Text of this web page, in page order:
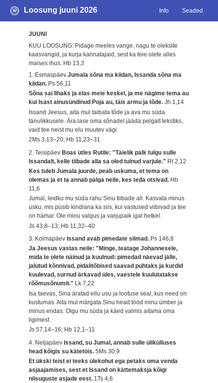
Loosung juuni 2026 Info Seaded
JUUNI
KUU LOOSUNG: Pidage meeles vange, nagu te oleksite
kaasvangid, ja kurja kannatajaid, sest ka teie olete alles
maises ihus. Hb 13,3
1. EsmaspäevJumala sõna ma kiidan, Issanda sõna ma
kiidan. Ps 56,11
Sõna sai lihaks ja elas meie keskel, ja me nägime tema au
kui Isast ainusündinud Poja au, täis armu ja tõde.Jh 1,14
Issand Jeesus, aita mul taibata tõde ja ava mu süda
tänulikkusele. Ära lase oma sõnadel jääda pelgalt tekstiks,
vaid tee neist mu elu muutev vägi.
2Ms 3,13–20; Hb 11,23–31
2. TeisipäevBoas ütles Rutile: "Täielik palk tulgu sulle
Issandalt, kelle tiibade alla sa oled tulnud varjule." Rt 2,12
Kes tuleb Jumala juurde, peab uskuma, et tema on
olemas ja et ta annab palga neile, kes teda otsivad. Hb
11,6
Jumal, leidku mu süda rahu Sinu tiibade all. Kasvata minus
usku, mis püsib kindlana ka siis, kui vastused viibivad ja tee
on hämar. Ole minu valgus ja varjupaik igal hetkel.
Js 43,8–13; Hb 11,32–40
3. Kolmapäev Issand avab pimedate silmad. Ps 146,8
Ja Jeesus vastas neile: "Minge, teatage Johannesele,
mida te olete näinud ja kuulnud: pimedad näevad jälle,
jalutud kõnnivad, pidalitõbised saavad puhtaks ja kurdid
kuulevad, surnud ärkavad üles, vaestele kuulutatakse
rõõmusõnumit." Lk 7,22
Isa taevas, Sina äratad ellu usu ja lootuse seal, kus need on
kustumas. Aita mul märgata Sinu head tööd minu ümber ja
minus endas. Olgu mu süda ja käed valmis aitama oma
ligimest.
Js 57,14–16; Hb 12,1–11
4. NeljapäevIssand, su Jumal, annab sulle ülikülluses
head kõigis su kätetöis.5Ms 30,9
Et ükski teist ei teeks ülekohut ega petaks oma venda
asjaajamises, sest et Issand on kättemaksja kõigi
niisuguste asjade eest. 1Ts 4,6